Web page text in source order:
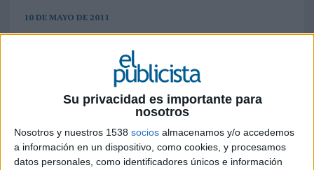
Su privacidad es importante para
nosotros
Nosotros y nuestros 1538 socios almacenamos y/o accedemos
a información en un dispositivo, como cookies, y procesamos
datos personales, como identificadores únicos e información
10 DE MAYO DE 2011